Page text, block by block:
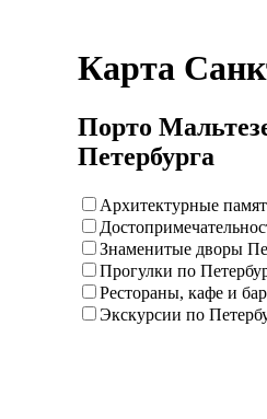
Карта
Порто
Петербурга
Архитектурные
Знаменитые дворы
Прогулки по
Рестораны, кафе и
Экскурсии по